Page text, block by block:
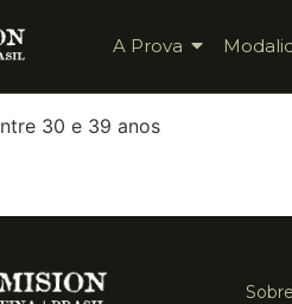
A Prova
30 e 39 anos